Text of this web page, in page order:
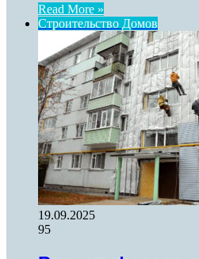
Read More »
Строительство Домов
19.09.2025
95